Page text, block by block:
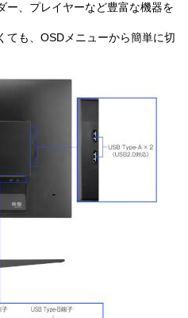
ー、プレイヤーなど豊富な機器を
ても、OSDメニューから簡単に切